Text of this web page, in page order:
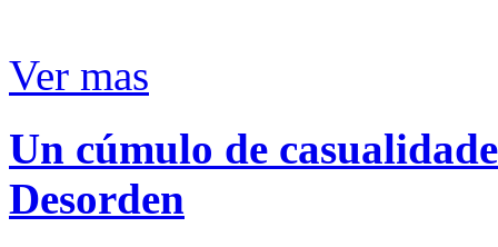
Ver mas
Un cúmulo de
Desorden